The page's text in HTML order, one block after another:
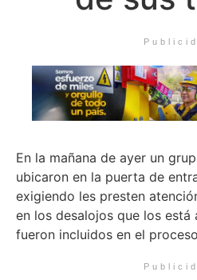
En la mañana de ayer un
ubicaron en la puerta de
exigiendo les presten
en los desalojos que los
fueron incluidos en el